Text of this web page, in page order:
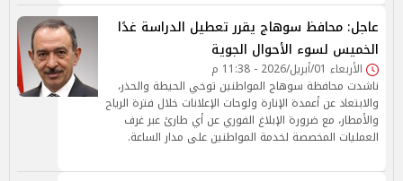
عاجل: محافظ سوهاج يقرر تعطيل الدراسة غدًا
الخميس لسوء الأحوال الجوية
الأربعاء 01/أبريل/2026 - 11:38 م
ناشدت محافظة سوهاج المواطنين توخي الحيطة والحذر،
والابتعاد عن أعمدة الإنارة ولوحات الإعلانات خلال فترة الرياح
والأمطار، مع ضرورة الإبلاغ الفوري عن أي طارئ عبر غرف
العمليات المخصصة لخدمة المواطنين على مدار الساعة.